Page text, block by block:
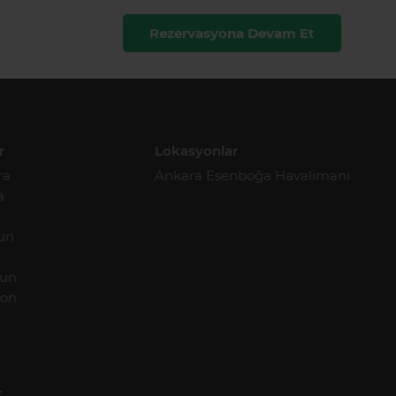
Rezervasyona Devam Et
Lokasyonlar
Ankara Esenboğa Havalimanı